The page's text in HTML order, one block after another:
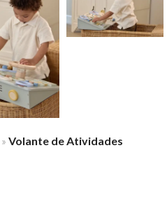
» Volante de Atividades